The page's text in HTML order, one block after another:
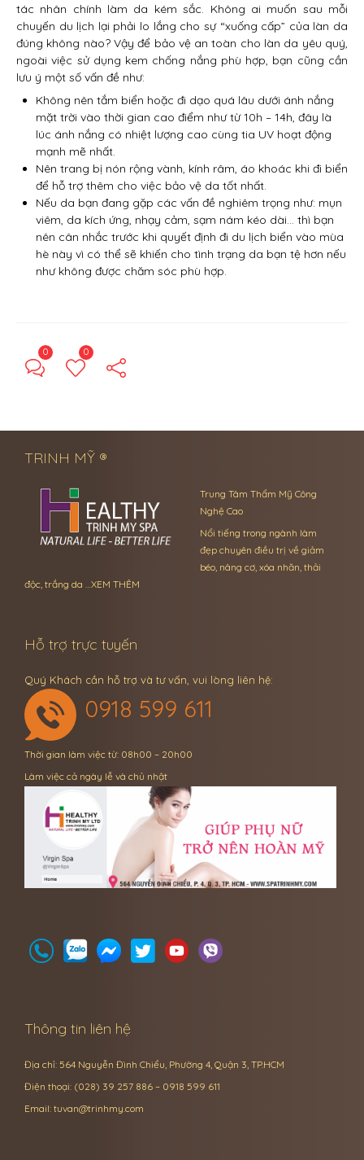
tác nhân chính làm da kém sắc. Không ai muốn sau mỗi
chuyến du lịch lại phải lo lắng cho sự “xuống cấp” của làn da
đúng không nào? Vậy để bảo vệ an toàn cho làn da yêu quý,
ngoài việc sử dụng kem chống nắng phù hợp, bạn cũng cần
lưu ý một số vấn đề như:
Không nên tắm biển hoặc đi dạo quá lâu dưới ánh nắng
mặt trời vào thời gian cao điểm như từ 10h – 14h, đây là
lúc ánh nắng có nhiệt lượng cao cùng tia UV hoạt động
mạnh mẽ nhất.
Nên trang bị nón rộng vành, kính râm, áo khoác khi đi biển
để hỗ trợ thêm cho việc bảo vệ da tốt nhất.
Nếu da bạn đang gặp các vấn đề nghiêm trọng như: mụn
viêm, da kích ứng, nhạy cảm, sạm nám kéo dài… thì bạn
nên cân nhắc trước khi quyết định đi du lịch biển vào mùa
hè này vì có thể sẽ khiến cho tình trạng da bạn tệ hơn nếu
như không được chăm sóc phù hợp.
0 0
TRINH MỸ ®
Trung Tâm Thẩm Mỹ Công
Nghệ Cao
Nổi tiếng trong ngành làm
đẹp chuyên điều trị về giảm
béo, nâng cơ, xóa nhăn, thải
độc, trắng da … XEM THÊM
Hỗ trợ trực tuyến
Quý Khách cần hỗ trợ và tư vấn, vui lòng liên hệ:
0918 599 611
Thời gian làm việc từ: 08h00 – 20h00
Làm việc cả ngày lễ và chủ nhật
Thông tin liên hệ
Địa chỉ: 564 Nguyễn Đình Chiểu, Phường 4, Quận 3, TP.HCM
Điện thoại: (028) 39 257 886 – 0918 599 611
Email: tuvan@trinhmy.com